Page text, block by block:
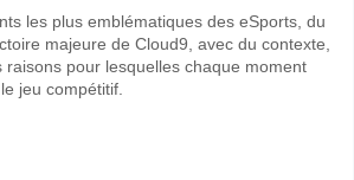
les plus emblématiques des eSports, du
majeure de Cloud9, avec du contexte,
raisons pour lesquelles chaque moment
jeu compétitif.